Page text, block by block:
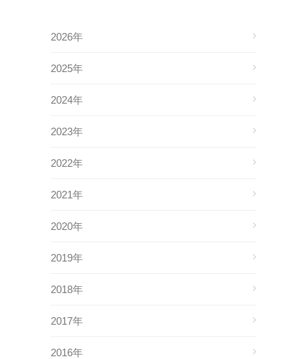
2026年
2025年
2024年
2023年
2022年
2021年
2020年
2019年
2018年
2017年
2016年